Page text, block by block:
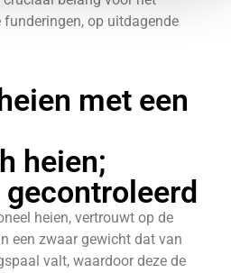
op uitdagende
met een
heien;
heien, vertrouwt op de
een zwaar gewicht dat van
valt, waardoor deze de